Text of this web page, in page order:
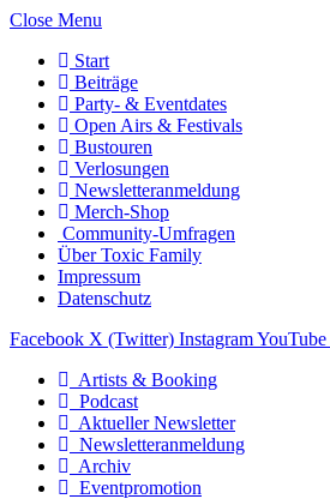
Close Menu
Start
Beiträge
Party- & Eventdates
Open Airs & Festivals
Bustouren
Verlosungen
Newsletteranmeldung
Merch-Shop
Community-Umfragen
Über Toxic Family
Impressum
Datenschutz
Facebook X (Twitter) InstagramYouTube
Artists & Booking
Podcast
Aktueller Newsletter
Newsletteranmeldung
Archiv
Eventpromotion